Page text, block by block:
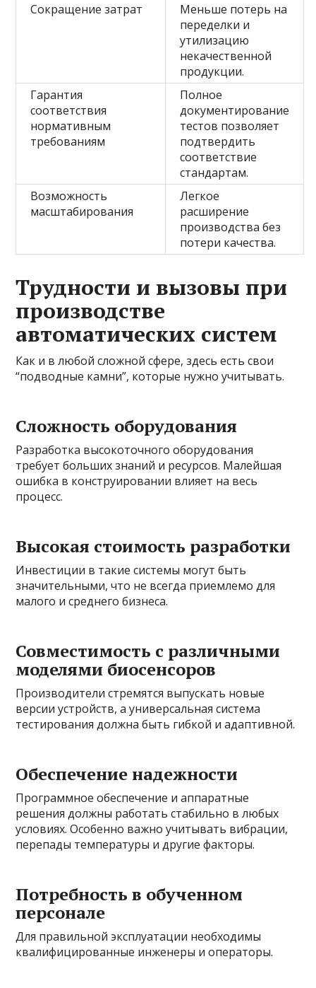
Сокращение затрат
Меньше потерь на
переделки и
утилизацию
некачественной
продукции.
Гарантия
соответствия
нормативным
требованиям
Полное
документирование
тестов позволяет
подтвердить
соответствие
стандартам.
Возможность
масштабирования
Легкое
расширение
производства без
потери качества.
Трудности и вызовы при
производстве
автоматических систем
Как и в любой сложной сфере, здесь есть свои
“подводные камни”, которые нужно учитывать.
Сложность оборудования
Разработка высокоточного оборудования
требует больших знаний и ресурсов. Малейшая
ошибка в конструировании влияет на весь
процесс.
Высокая стоимость разработки
Инвестиции в такие системы могут быть
значительными, что не всегда приемлемо для
малого и среднего бизнеса.
Совместимость с различными
моделями биосенсоров
Производители стремятся выпускать новые
версии устройств, а универсальная система
тестирования должна быть гибкой и адаптивной.
Обеспечение надежности
Программное обеспечение и аппаратные
решения должны работать стабильно в любых
условиях. Особенно важно учитывать вибрации,
перепады температуры и другие факторы.
Потребность в обученном
персонале
Для правильной эксплуатации необходимы
квалифицированные инженеры и операторы.